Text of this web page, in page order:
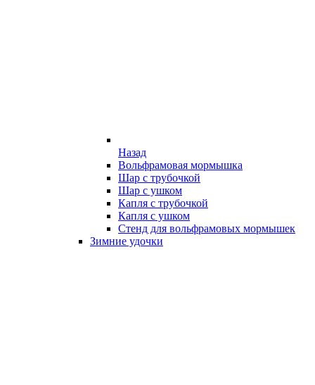
Назад
Вольфрамовая мормышка
Шар с трубочкой
Шар с ушком
Капля с трубочкой
Капля с ушком
Стенд для вольфрамовых мормышек
Зимние удочки